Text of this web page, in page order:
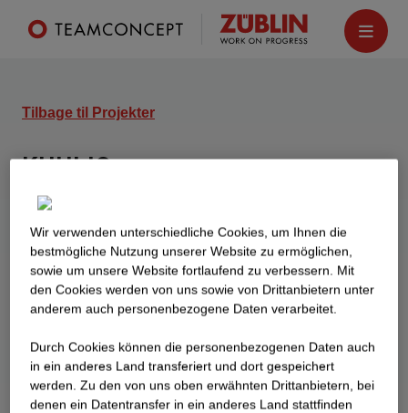
Tilbage til Projekter
KUHLIO
Frankfurt am MainBoligkomplekset KUHLIO på
hjørnet af Kuhwaldstrasse og Voltastrasse består
af to attraktive bygninger, en med 100
ejerlejligheder og en med 63 lejelejligheder.
transportforbindelser og en livlig urban
infrastruktur.
Wir verwenden unterschiedliche Cookies, um Ihnen die
best­mögliche Nutzung unserer Website zu ermöglichen,
sowie um unsere Website fortlaufend zu verbessern. Mit
den Cookies werden von uns sowie von Drittanbietern unter
anderem auch personenbezogene Daten verarbeitet.
Durch Cookies können die personenbezogenen Daten auch
in ein anderes Land transferiert und dort gespeichert
werden. Zu den von uns oben erwähnten Drittanbietern, bei
denen ein Datentransfer in ein anderes Land stattfinden